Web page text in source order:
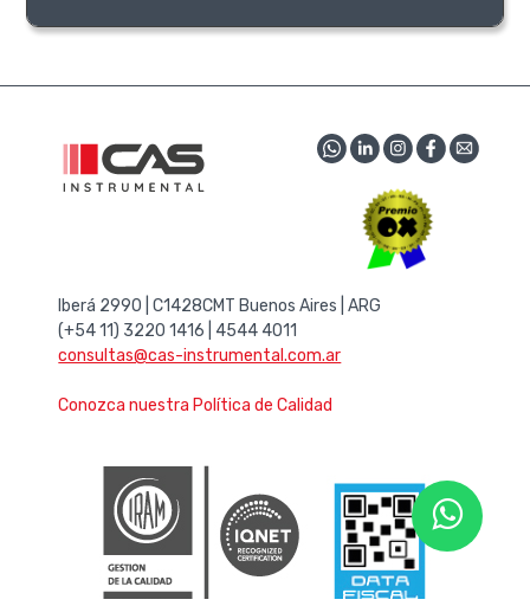
Iberá 2990 | C1428CMT Buenos Aires | ARG
(+54 11) 3220 1416 | 4544 4011
consultas@cas-instrumental.com.ar
Conozca nuestra Política de Calidad